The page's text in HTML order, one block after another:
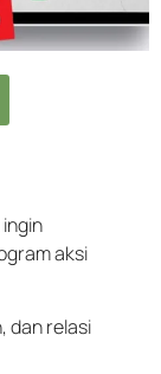
aksi
dan relasi